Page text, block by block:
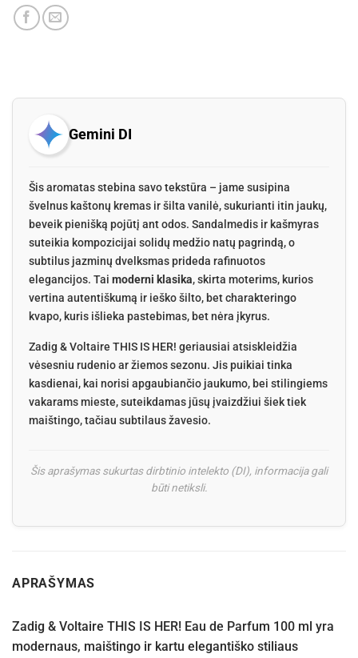
Gemini DI
Šis aromatas stebina savo tekstūra – jame susipina
švelnus kaštonų kremas ir šilta vanilė, sukurianti itin jaukų,
beveik pienišką pojūtį ant odos. Sandalmedis ir kašmyras
suteikia kompozicijai solidų medžio natų pagrindą, o
subtilus jazminų dvelksmas prideda rafinuotos
elegancijos. Tai moderni klasika, skirta moterims, kurios
vertina autentiškumą ir ieško šilto, bet charakteringo
kvapo, kuris išlieka pastebimas, bet nėra įkyrus.
Zadig & Voltaire THIS IS HER! geriausiai atsiskleidžia
vėsesniu rudenio ar žiemos sezonu. Jis puikiai tinka
kasdienai, kai norisi apgaubiančio jaukumo, bei stilingiems
vakarams mieste, suteikdamas jūsų įvaizdžiui šiek tiek
maištingo, tačiau subtilaus žavesio.
Šis aprašymas sukurtas dirbtinio intelekto (DI), informacija gali
būti netiksli.
APRAŠYMAS
Zadig & Voltaire THIS IS HER! Eau de Parfum 100 ml yra
modernaus, maištingo ir kartu elegantiško stiliaus